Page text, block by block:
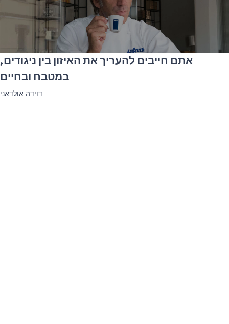
אתם חייבים להעריך את האיזון בין ניגודים,
במטבח ובחיים
דוידה אולדאני